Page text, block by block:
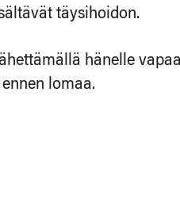
täysihoidon.
hänelle
lomaa.